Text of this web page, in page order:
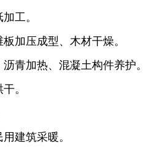
工。
加压成型、木材干燥。
青加热、混凝土构件养护。
。
建筑采暖。